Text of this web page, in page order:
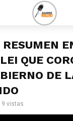
RESUMEN
QUE
DE
9 vistas